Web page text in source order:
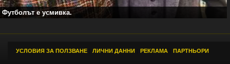
Футболът е усмивка.
УСЛОВИЯ ЗА ПОЛЗВАНЕ ЛИЧНИ ДАННИ РЕКЛАМА ПАРТНЬОРИ